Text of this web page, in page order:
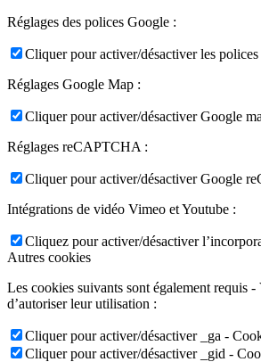
Réglages des polices Google :
Cliquer pour activer/désactiver les
Réglages Google Map :
Cliquer pour activer/désactiver Google
Réglages reCAPTCHA :
Cliquer pour activer/désactiver Google
Intégrations de vidéo Vimeo et Youtube :
Cliquez pour activer/désactiver
Autres cookies
Les cookies suivants sont également requis
d’autoriser leur utilisation :
Cliquer pour activer/désactiver _ga -
Cliquer pour activer/désactiver _gid -